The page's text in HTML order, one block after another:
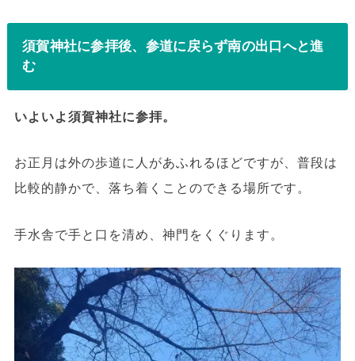
須賀神社に参拝後、参道に戻らず南の出口へと進
む
いよいよ須賀神社に参拝。
お正月は外の歩道に人があふれるほどですが、普段は
比較的静かで、落ち着くことのできる場所です。
手水舎で手と口を清め、神門をくぐります。